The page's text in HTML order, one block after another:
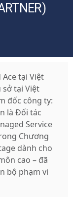
Ace tại Việt
sở tại Việt
đốc công ty:
là Đối tác
Service
Chương
dành cho
cao – đã
bộ phạm vi